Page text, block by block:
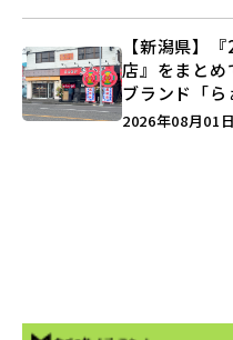
【新潟県】
店』をまと
ブランド「ら
しょうがの空
2026年08月01日